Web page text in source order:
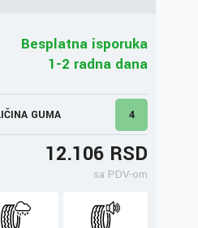
Besplatna isporuka
1-2 radna dana
GUMA 4
12.106 RSD
sa PDV-om